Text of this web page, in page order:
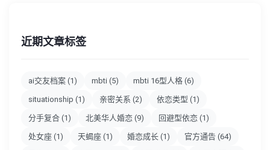
近期文章标签
ai交友档案 (1) mbti (5) mbti 16型人格 (6)
situationship (1) 亲密关系 (2) 依恋类型 (1)
分手复合 (1) 北美华人婚恋 (9) 回避型依恋 (1)
处女座 (1) 天蝎座 (1) 婚恋成长 (1) 官方通告 (64)